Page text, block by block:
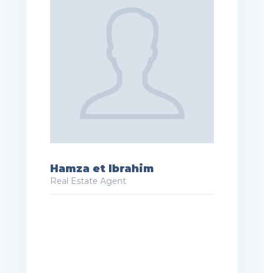
Hamza et Ibrahim
Real Estate Agent